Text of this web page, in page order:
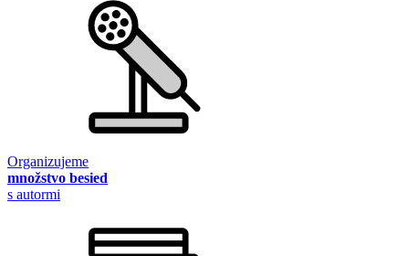
Organizujeme
množstvo besied
s autormi